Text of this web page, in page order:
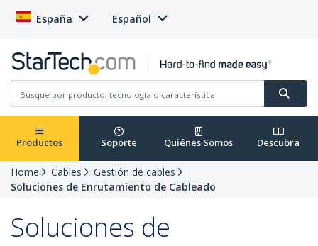
España Español
Productos Soporte Quiénes Somos Descubra
Home Cables
Gestión de cables
Soluciones de Enrutamiento de Cableado
Soluciones de